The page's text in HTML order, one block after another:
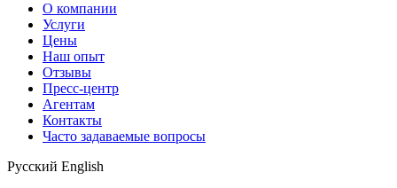
О компании
Услуги
Цены
Наш опыт
Отзывы
Пресс-центр
Агентам
Контакты
Часто задаваемые вопросы
Русский English